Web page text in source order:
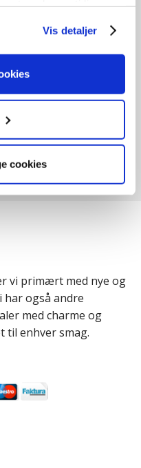
Vis detaljer
cookies
karm
vi primært med nye og
har også andre
med charme og
til enhver smag.